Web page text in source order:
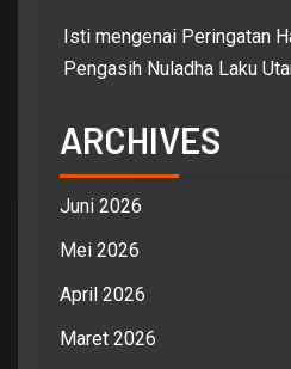
Isti mengenai Peringatan
Pengasih Nuladha Laku
ARCHIVES
Juni 2026
Mei 2026
April 2026
Maret 2026